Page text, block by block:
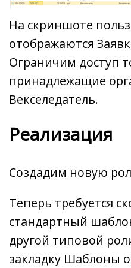
На скриншоте
отображаются
Ограничим доступ
принадлежащие
Векселедатель.
Реализация
Создадим новую
Теперь требуется
стандартный
другой типовой
закладку Шаблоны